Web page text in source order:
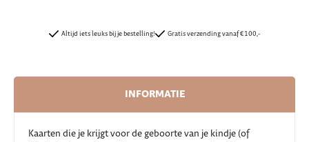
Altijd iets leuks bij je bestelling! Gratis verzending vanaf €100,-
INFORMATIE
Kaarten die je krijgt voor de geboorte van je kindje (of